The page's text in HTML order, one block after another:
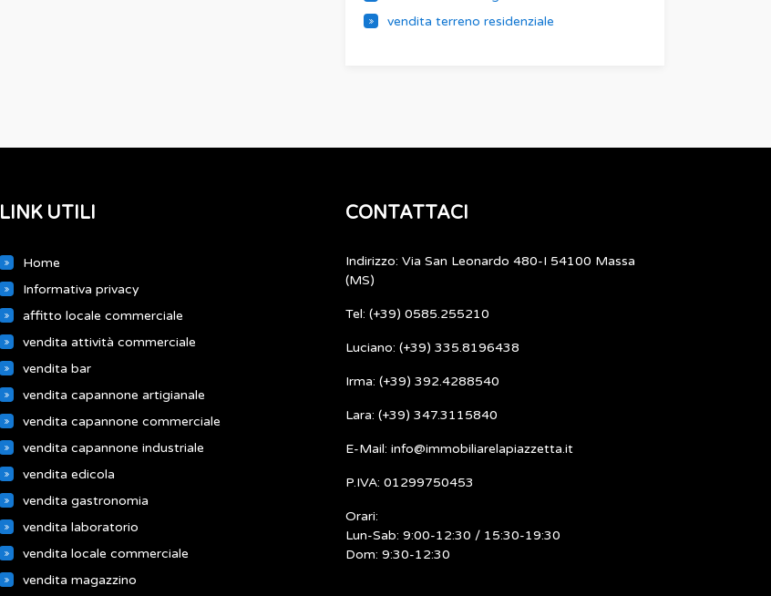
vendita terreno residenziale
LINK UTILI
Home
Informativa privacy
affitto locale commerciale
vendita attività commerciale
vendita bar
vendita capannone artigianale
vendita capannone commerciale
vendita capannone industriale
vendita edicola
vendita gastronomia
vendita laboratorio
vendita locale commerciale
vendita magazzino
CONTATTACI
Indirizzo: Via San Leonardo 480-I 54100 Massa
(MS)
Tel: (+39) 0585.255210
Luciano: (+39) 335.8196438
Irma: (+39) 392.4288540
Lara: (+39) 347.3115840
E-Mail: info@immobiliarelapiazzetta.it
P.IVA: 01299750453
Orari:
Lun-Sab: 9:00-12:30 / 15:30-19:30
Dom: 9:30-12:30